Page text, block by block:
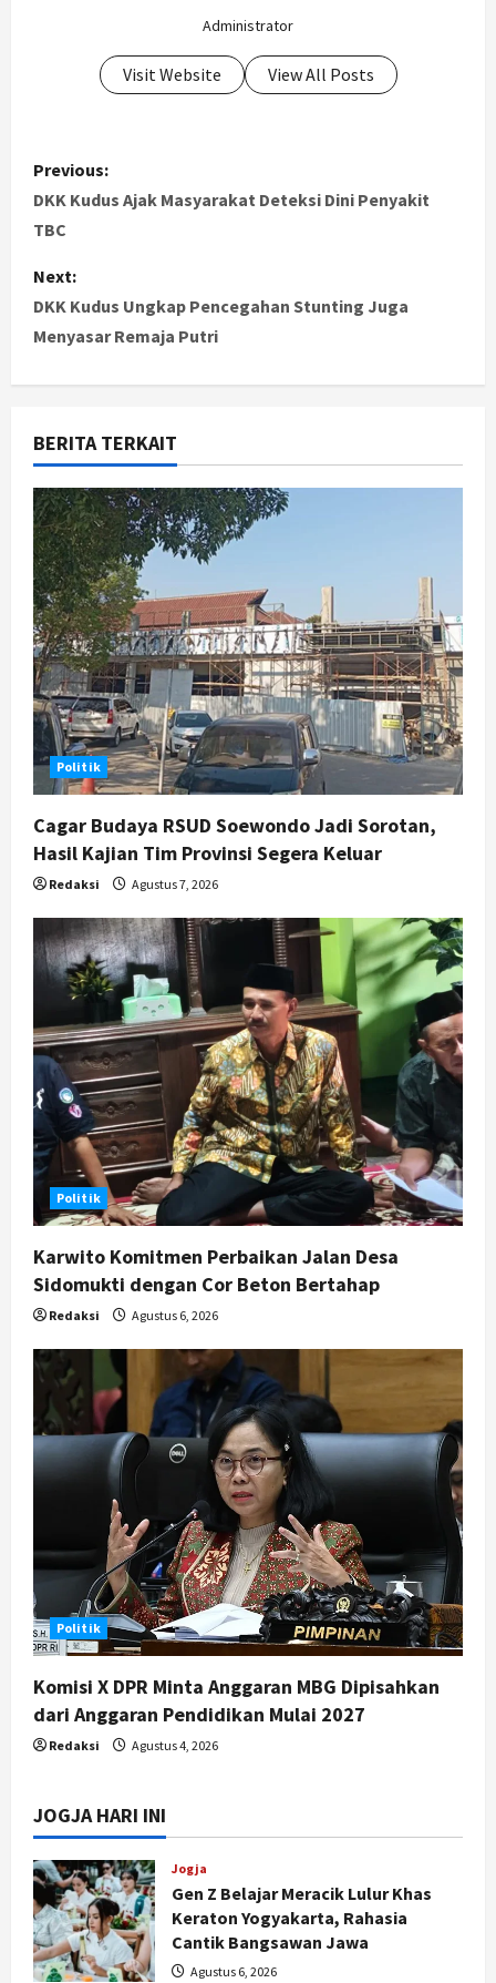
Administrator
Visit Website View All Posts
P
o
t
n
a
v
i
g
a
t
i
o
n
Previous:
DKK Kudus Ajak Masyarakat Deteksi Dini Penyakit
TBC
Next:
DKK Kudus Ungkap Pencegahan Stunting Juga
Menyasar Remaja Putri
BERITA TERKAIT
Politik
Cagar Budaya RSUD Soewondo Jadi Sorotan,
Hasil Kajian Tim Provinsi Segera Keluar
Redaksi Agustus 7, 2026
Politik
Karwito Komitmen Perbaikan Jalan Desa
Sidomukti dengan Cor Beton Bertahap
Redaksi Agustus 6, 2026
Politik
Komisi X DPR Minta Anggaran MBG Dipisahkan
dari Anggaran Pendidikan Mulai 2027
Redaksi Agustus 4, 2026
JOGJA HARI INI
Jogja
Gen Z Belajar Meracik Lulur Khas
Keraton Yogyakarta, Rahasia
Cantik Bangsawan Jawa
Agustus 6, 2026